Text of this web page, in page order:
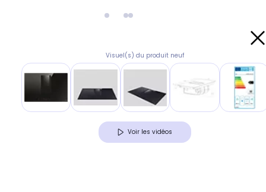
Visuel(s) du produit neuf
Voir les vidéos